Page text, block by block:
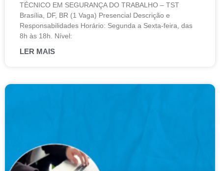
TÉCNICO EM SEGURANÇA DO TRABALHO – TST
Brasília, DF, BR (1 Vaga) Presencial Descrição e
Responsabilidades Horário: Segunda a Sexta-feira, das
8h às 18h. Nível:
LER MAIS